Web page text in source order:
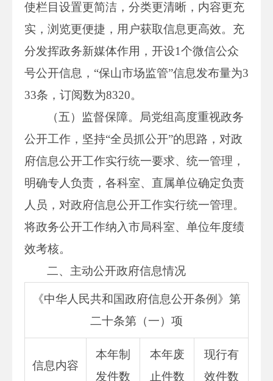
使栏目设置更简洁，分类更清晰，内容更充
实，浏览更便捷，用户获取信息更高效。充
分发挥政务新媒体作用，开设1个微信公众
号公开信息，“保山市场监管”信息发布量为3
33条，订阅数为8320。
（五）监督保障。局党组高度重视政务
公开工作，坚持“全员抓公开”的思路，对政
府信息公开工作实行统一要求、统一管理，
明确专人负责，各科室、直属单位确定负责
人员，对政府信息公开工作实行统一管理。
将政务公开工作纳入市局科室、单位年度绩
效考核。
二、主动公开政府信息情况
《中华人民共和国政府信息公开条例》第
二十条第（一）项
信息内容
本年制
发件数
本年废
止件数
现行有
效件数